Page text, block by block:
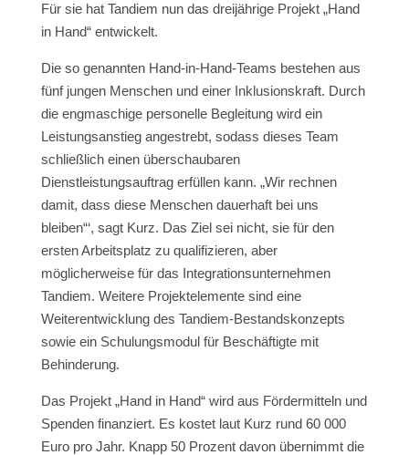
Für sie hat Tandiem nun das dreijährige Projekt „Hand
in Hand“ entwickelt.
Die so genannten Hand-in-Hand-Teams bestehen aus
fünf jungen Menschen und einer Inklusionskraft. Durch
die engmaschige personelle Begleitung wird ein
Leistungsanstieg angestrebt, sodass dieses Team
schließlich einen überschaubaren
Dienstleistungsauftrag erfüllen kann. „Wir rechnen
damit, dass diese Menschen dauerhaft bei uns
bleiben“‘, sagt Kurz. Das Ziel sei nicht, sie für den
ersten Arbeitsplatz zu qualifizieren, aber
möglicherweise für das Integrationsunternehmen
Tandiem. Weitere Projektelemente sind eine
Weiterentwicklung des Tandiem-Bestandskonzepts
sowie ein Schulungsmodul für Beschäftigte mit
Behinderung.
Das Projekt „Hand in Hand“ wird aus Fördermitteln und
Spenden finanziert. Es kostet laut Kurz rund 60 000
Euro pro Jahr. Knapp 50 Prozent davon übernimmt die